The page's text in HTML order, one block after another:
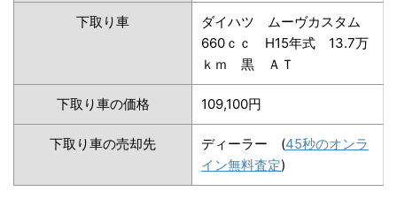
下取り車
ダイハツ ムーヴカスタム
660ｃｃ H15年式 13.7万
ｋｍ 黒 ＡＴ
下取り車の価格 109,100円
下取り車の売却先 ディーラー (45秒のオンラ
イン無料査定)